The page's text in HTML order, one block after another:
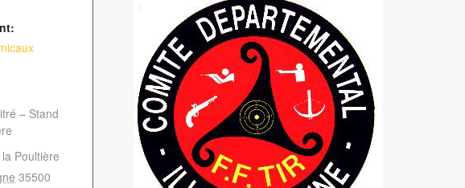
– Stand
Poultière
35500